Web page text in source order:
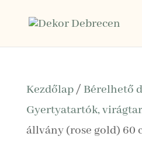
Kezdőlap/ Bérelhető
Gyertyatartók,
állvány (rose gold) 60